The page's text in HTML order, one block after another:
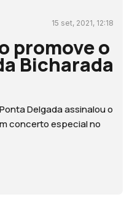
15 set, 2021, 12:18
promove o
Bicharada
Delgada assinalou o
concerto especial no